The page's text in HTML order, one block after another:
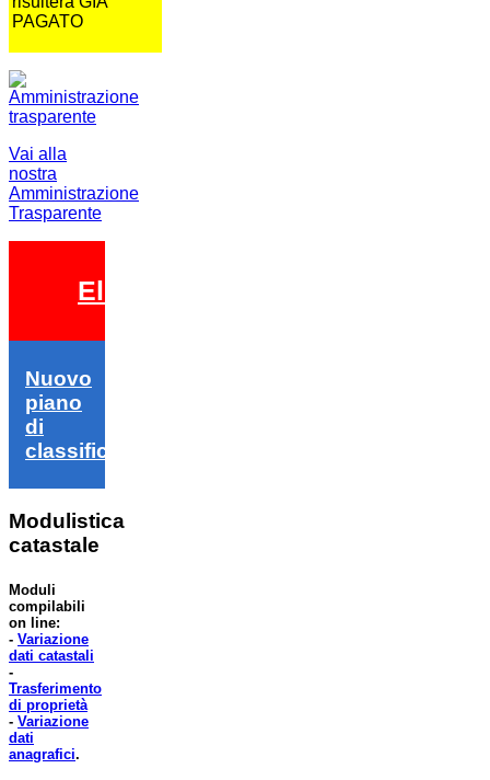
PAGATO
Vai alla
nostra
Amministrazione
Trasparente
Elezioni 2026
Nuovo
piano
di
classifica
Modulistica
catastale
Moduli
compilabili
on line:
- Variazione
dati catastali
-
Trasferimento
di proprietà
- Variazione
dati
anagrafici.